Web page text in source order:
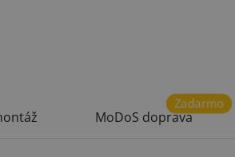
Zadarmo
MoDoS doprava